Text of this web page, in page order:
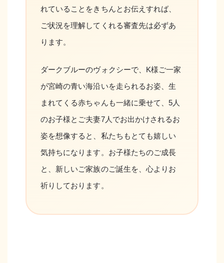
れていることをきちんとお伝えすれば、
ご状況を理解してくれる審査先は必ずあ
ります。
ダークブルーのヴォクシーで、K様ご一家
が宮崎の青い海沿いを走られるお姿、生
まれてくる赤ちゃんも一緒に乗せて、5人
のお子様とご夫妻7人でお出かけされるお
姿を想像すると、私たちもとても嬉しい
気持ちになります。お子様たちのご成長
と、新しいご家族のご誕生を、心よりお
祈りしております。